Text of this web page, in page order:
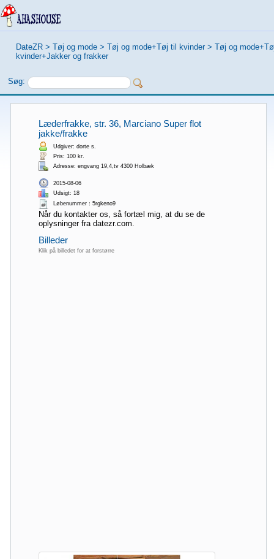
DateZR > Tøj og mode > Tøj og mode+Tøj til kvinder > Tøj og
kvinder+Jakker og frakker
Søg:
Læderfrakke, str. 36, Marciano Super flot
jakke/frakke
Udgiver: dorte s.
Pris: 100 kr.
Adresse: engvang 19,4,tv 4300 Holbæk
2015-08-06
Udsigt: 18
Løbenummer：5rgkeno9
Når du kontakter os, så fortæl mig, at du se de
oplysninger fra datezr.com.
Billeder
Klik på billedet for at forstørre